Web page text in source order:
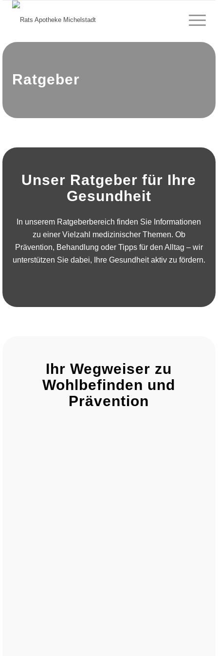
Ratgeber
Unser Ratgeber für Ihre
Gesundheit
In unserem Ratgeberbereich finden Sie Informationen
zu einer Vielzahl medizinischer Themen. Ob
Prävention, Behandlung oder Tipps für den Alltag – wir
unterstützen Sie dabei, Ihre Gesundheit aktiv zu fördern.
Ihr Wegweiser zu
Wohlbefinden und
Prävention